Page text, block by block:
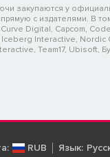
закупаются у
с издателями. В
Curve Digital, Capcom,
Interactive, Nordic
Team17, Ubisoft,
RUB Язык: